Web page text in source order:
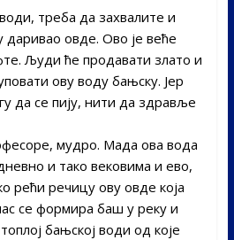
треба да захвалите и
даривао овде. Ово је веће
Људи ће продавати злато и
ову воду бањску. Јер
да се пију, нити да здравље
мудро. Мада ова вода
и тако вековима и ево,
рећи речицу ову овде која
се формира баш у реку и
бањској води од које